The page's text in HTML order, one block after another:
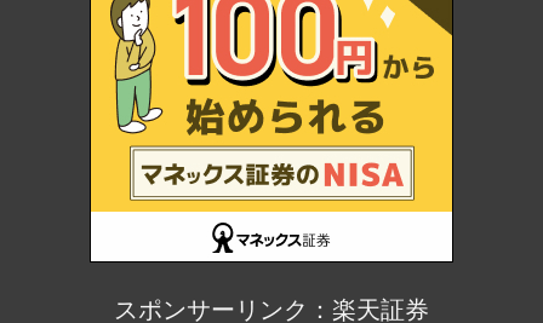
スポンサーリンク：楽天証券